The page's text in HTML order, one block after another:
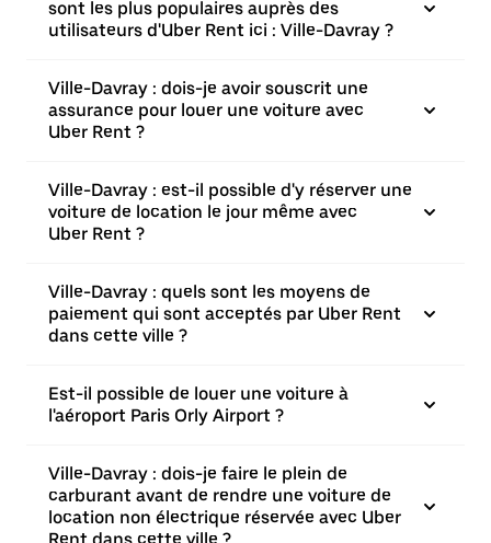
sont les plus populaires auprès des
utilisateurs d'Uber Rent ici : Ville-Davray ?
Ville-Davray : dois-je avoir souscrit une
assurance pour louer une voiture avec
Uber Rent ?
Ville-Davray : est-il possible d'y réserver une
voiture de location le jour même avec
Uber Rent ?
Ville-Davray : quels sont les moyens de
paiement qui sont acceptés par Uber Rent
dans cette ville ?
Est-il possible de louer une voiture à
l'aéroport Paris Orly Airport ?
Ville-Davray : dois-je faire le plein de
carburant avant de rendre une voiture de
location non électrique réservée avec Uber